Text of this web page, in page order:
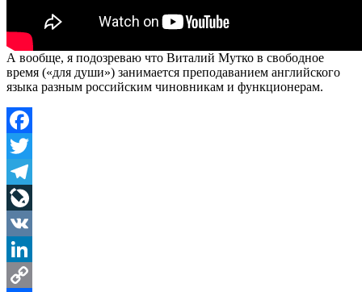
А вообще, я подозреваю что Виталий Мутко в свободное
время («для души») занимается преподаванием английского
языка разным российским чиновникам и функционерам.
Facebook
Twitter
Telegram
LiveJournal
VK
LinkedIn